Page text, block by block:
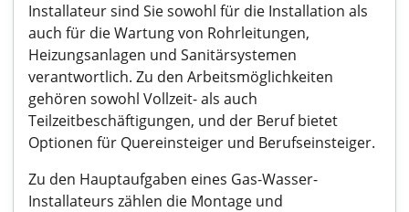
Installateur sind Sie sowohl für die Installation als
auch für die Wartung von Rohrleitungen,
Heizungsanlagen und Sanitärsystemen
verantwortlich. Zu den Arbeitsmöglichkeiten
gehören sowohl Vollzeit- als auch
Teilzeitbeschäftigungen, und der Beruf bietet
Optionen für Quereinsteiger und Berufseinsteiger.
Zu den Hauptaufgaben eines Gas-Wasser-
Installateurs zählen die Montage und